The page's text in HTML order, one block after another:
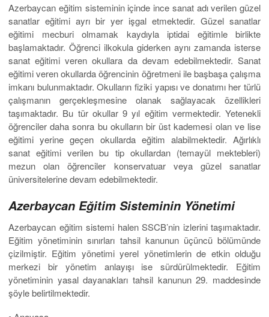
Azerbaycan eğitim sisteminin içinde ince sanat adı verilen güzel
sanatlar eğitimi ayrı bir yer işgal etmektedir. Güzel sanatlar
eğitimi mecburi olmamak kaydıyla iptidai eğitimle birlikte
başlamaktadır. Öğrenci ilkokula giderken aynı zamanda isterse
sanat eğitimi veren okullara da devam edebilmektedir. Sanat
eğitimi veren okullarda öğrencinin öğretmeni ile başbaşa çalışma
imkanı bulunmaktadır. Okulların fiziki yapısı ve donatımı her türlü
çalışmanın gerçekleşmesine olanak sağlayacak özellikleri
taşımaktadır. Bu tür okullar 9 yıl eğitim vermektedir. Yetenekli
öğrenciler daha sonra bu okulların bir üst kademesi olan ve lise
eğitimi yerine geçen okullarda eğitim alabilmektedir. Ağırlıklı
sanat eğitimi verilen bu tip okullardan (temayül mektebleri)
mezun olan öğrenciler konservatuar veya güzel sanatlar
üniversitelerine devam edebilmektedir.
Azerbaycan Eğitim Sisteminin Yönetimi
Azerbaycan eğitim sistemi halen SSCB’nin izlerini taşımaktadır.
Eğitim yönetiminin sınırları tahsil kanunun üçüncü bölümünde
çizilmiştir. Eğitim yönetimi yerel yönetimlerin de etkin olduğu
merkezi bir yönetim anlayışı ise sürdürül­mektedir. Eğitim
yönetiminin yasal dayanakları tahsil kanunun 29. maddesinde
şöyle belirtilmektedir.